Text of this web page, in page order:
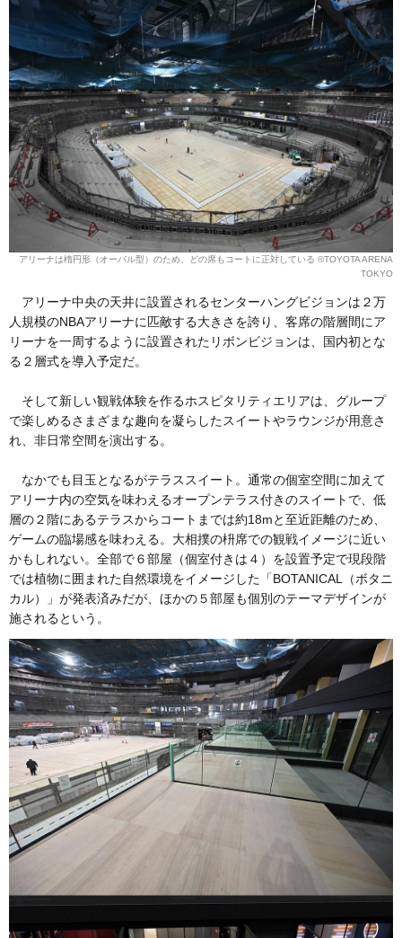
アリーナは楕円形（オーバル型）のため、どの席もコートに正対している ©︎TOYOTA ARENA
TOKYO
アリーナ中央の天井に設置されるセンターハングビジョンは２万
人規模のNBAアリーナに匹敵する大きさを誇り、客席の階層間にア
リーナを一周するように設置されたリボンビジョンは、国内初とな
る２層式を導入予定だ。
そして新しい観戦体験を作るホスピタリティエリアは、グループ
で楽しめるさまざまな趣向を凝らしたスイートやラウンジが用意さ
れ、非日常空間を演出する。
なかでも目玉となるがテラススイート。通常の個室空間に加えて
アリーナ内の空気を味わえるオープンテラス付きのスイートで、低
層の２階にあるテラスからコートまでは約18mと至近距離のため、
ゲームの臨場感を味わえる。大相撲の枡席での観戦イメージに近い
かもしれない。全部で６部屋（個室付きは４）を設置予定で現段階
では植物に囲まれた自然環境をイメージした「BOTANICAL（ボタニ
カル）」が発表済みだが、ほかの５部屋も個別のテーマデザインが
施されるという。